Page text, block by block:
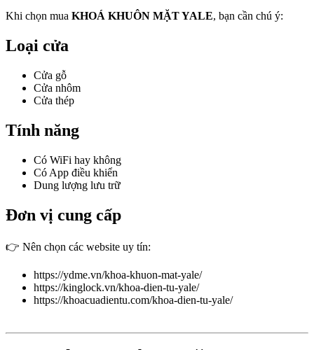
Khi chọn mua KHOÁ KHUÔN MẶT YALE, bạn cần chú ý:
Loại cửa
Cửa gỗ
Cửa nhôm
Cửa thép
Tính năng
Có WiFi hay không
Có App điều khiển
Dung lượng lưu trữ
Đơn vị cung cấp
👉 Nên chọn các website uy tín:
https://ydme.vn/khoa-khuon-mat-yale/
https://kinglock.vn/khoa-dien-tu-yale/
https://khoacuadientu.com/khoa-dien-tu-yale/